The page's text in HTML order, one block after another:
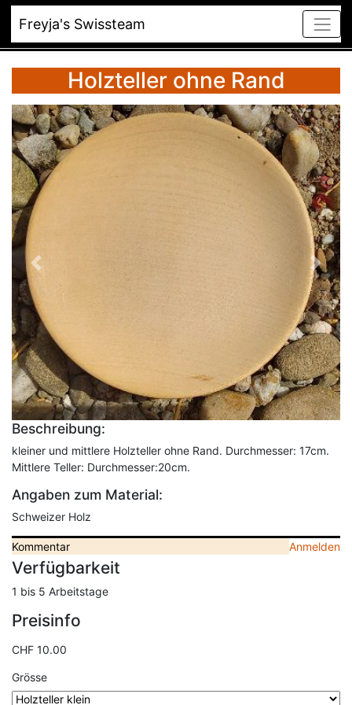
Freyja's Swissteam
Holzteller ohne Rand
Vorheriges
Beschreibung:
kleiner und mittlere Holzteller ohne Rand. Durchmesser: 17cm.
Mittlere Teller: Durchmesser:20cm.
Angaben zum Material:
Schweizer Holz
Kommentar Anmelden
Verfügbarkeit
1 bis 5 Arbeitstage
Preisinfo
CHF 10.00
Grösse